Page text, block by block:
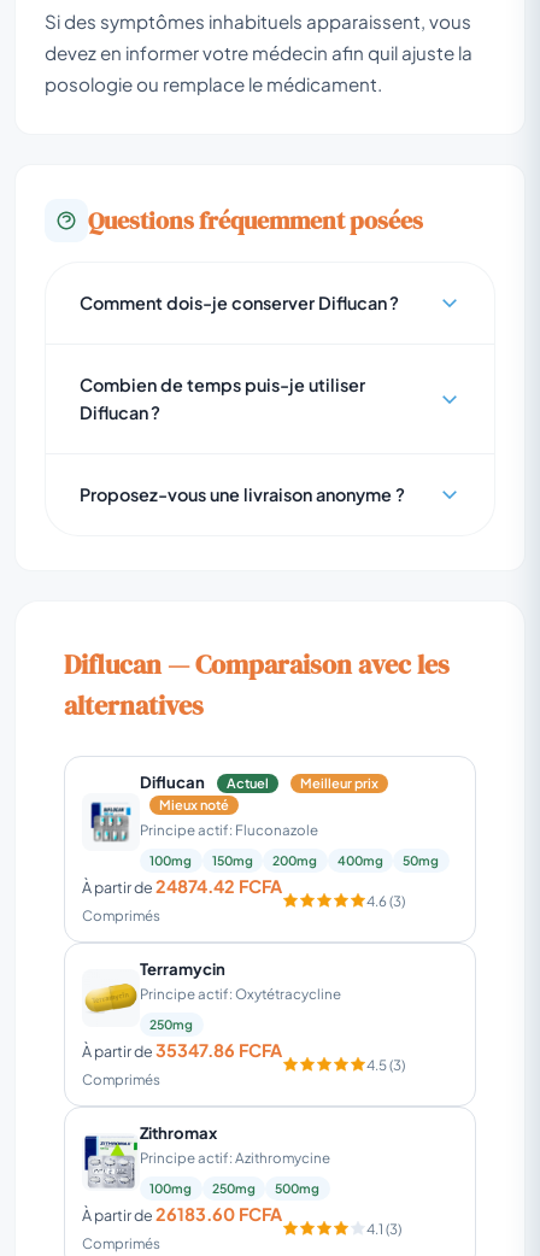
Si des symptômes inhabituels apparaissent, vous
devez en informer votre médecin afin quil ajuste la
posologie ou remplace le médicament.
Questions fréquemment posées
Comment dois-je conserver Diflucan ?
Combien de temps puis-je utiliser
Diflucan ?
Proposez-vous une livraison anonyme ?
Diflucan — Comparaison avec les
alternatives
Diflucan Actuel
Meilleur prix
Mieux noté
Principe actif: Fluconazole
100mg 150mg 200mg 400mg 50mg
À partir de24874.42 FCFA
Comprimés
4.6 (3)
Terramycin
Principe actif: Oxytétracycline
250mg
À partir de35347.86 FCFA
Comprimés
4.5 (3)
Zithromax
Principe actif: Azithromycine
100mg 250mg 500mg
À partir de26183.60 FCFA
Comprimés
4.1 (3)